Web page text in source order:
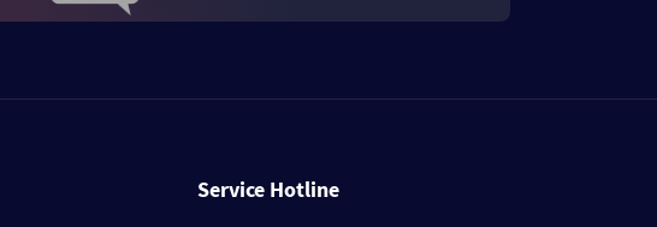
Service Hotline